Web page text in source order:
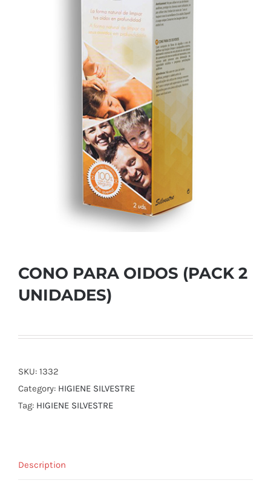
CONO PARA OIDOS (PACK 2
UNIDADES)
SKU: 1332
Category: HIGIENE SILVESTRE
Tag: HIGIENE SILVESTRE
Description